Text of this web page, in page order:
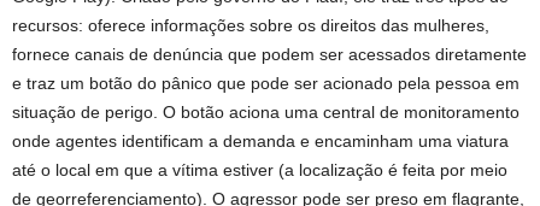
recursos: oferece informações sobre os direitos das mulheres,
fornece canais de denúncia que podem ser acessados diretamente
e traz um botão do pânico que pode ser acionado pela pessoa em
situação de perigo. O botão aciona uma central de monitoramento
onde agentes identificam a demanda e encaminham uma viatura
até o local em que a vítima estiver (a localização é feita por meio
de georreferenciamento). O agressor pode ser preso em flagrante,